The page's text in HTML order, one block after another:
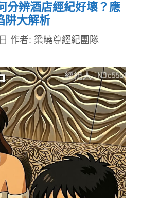
分辨酒店經紀好壞？應
阱大解析
作者: 梁曉尊經紀團隊